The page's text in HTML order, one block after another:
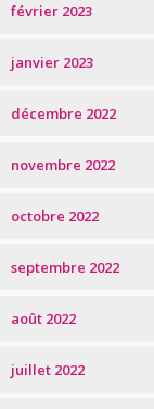
février 2023
janvier 2023
décembre 2022
novembre 2022
octobre 2022
septembre 2022
août 2022
juillet 2022